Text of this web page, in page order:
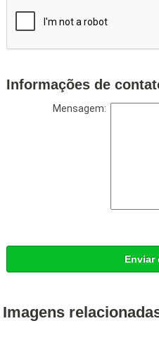
Informações de
Mensagem:
Enviar
Imagens